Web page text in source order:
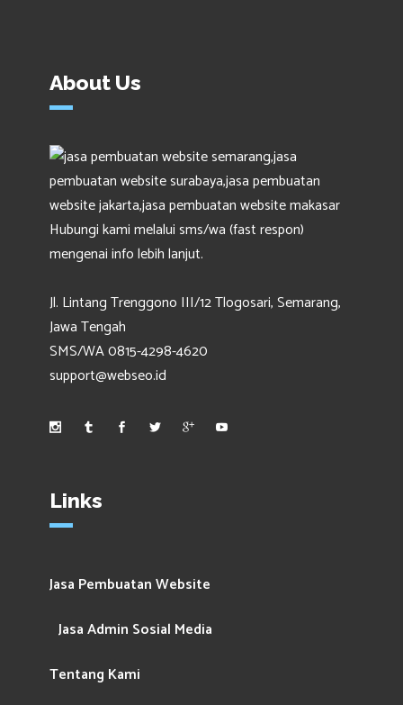
About Us
Hubungi kami melalui sms/wa (fast respon)
mengenai info lebih lanjut.
Jl. Lintang Trenggono III/12 Tlogosari, Semarang,
Jawa Tengah
SMS/WA 0815-4298-4620
support@webseo.id
Links
Jasa Pembuatan Website
Jasa Admin Sosial Media
Tentang Kami